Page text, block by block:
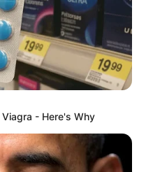
- Here's Why